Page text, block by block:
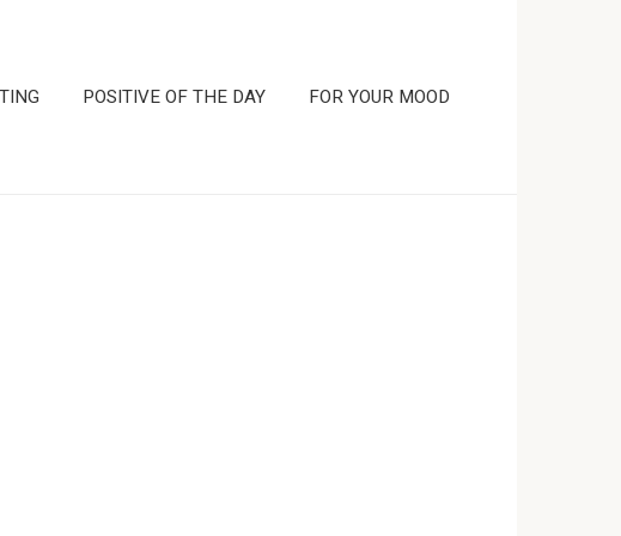
POSITIVE OF THE DAY FOR YOUR MOOD